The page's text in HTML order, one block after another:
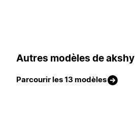
Autres modèles de akshy
Parcourir les 13 modèles